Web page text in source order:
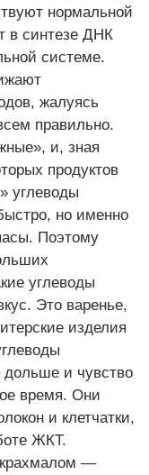
нормальной
в синтезе ДНК
системе.
жалуясь
правильно.
и, зная
продуктов
углеводы
но именно
Поэтому
углеводы
Это варенье,
изделия
дольше и чувство
время. Они
и клетчатки,
ЖКТ.
крахмалом —